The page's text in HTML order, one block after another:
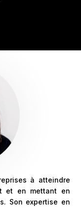
à atteindre
et en mettant en
Son expertise en